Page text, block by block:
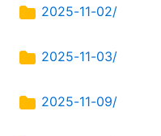
2025-11-02/
2025-11-03/
2025-11-09/